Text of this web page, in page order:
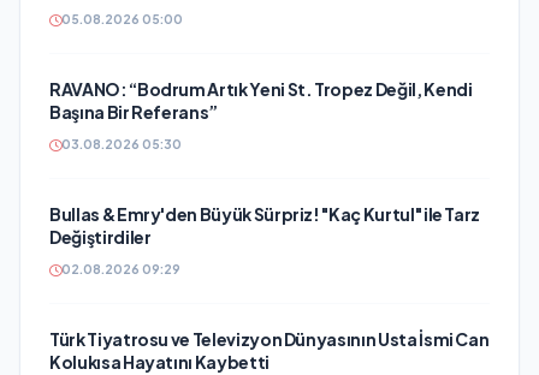
05.08.2026 05:00
RAVANO: “Bodrum Artık Yeni St. Tropez Değil, Kendi
Başına Bir Referans”
03.08.2026 05:30
Bullas & Emry'den Büyük Sürpriz! "Kaç Kurtul" ile Tarz
Değiştirdiler
02.08.2026 09:29
Türk Tiyatrosu ve Televizyon Dünyasının Usta İsmi Can
Kolukısa Hayatını Kaybetti